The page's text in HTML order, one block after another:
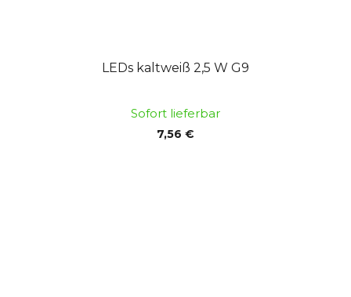
LEDs kaltweiß 2,5 W G9
Sofort lieferbar
7,56 €